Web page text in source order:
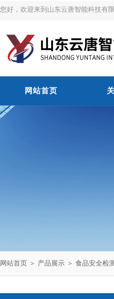
您好，欢迎来到山东云唐智能科技有限
网站首页
网站首页 ＞ 产品展示 ＞ 食品安全检